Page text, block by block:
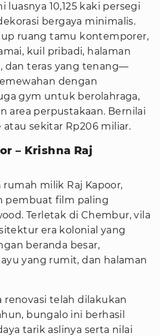
luasnya 10,125 kaki persegi
bergaya minimalis.
ruang tamu kontemporer,
kuil pribadi, halaman
dan teras yang tenang—
dengan
gym untuk berolahraga,
area perpustakaan. Bernilai
atau sekitar Rp206 miliar.
– Krishna Raj
rumah milik Raj Kapoor,
pembuat film paling
Terletak di Chembur, vila
era kolonial yang
beranda besar,
yang rumit, dan halaman
renovasi telah dilakukan
bungalo ini berhasil
tarik aslinya serta nilai